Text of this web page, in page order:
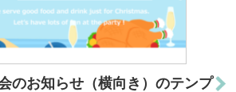
のお知らせ（横向き）のテンプ